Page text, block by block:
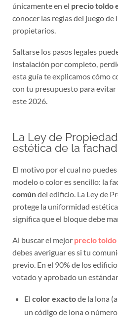
únicamente en el precio toldo
conocer las reglas del juego de
propietarios.
Saltarse los pasos legales
instalación por completo,
esta guía te explicamos cómo
con tu presupuesto para evitar
este 2026.
La Ley de
estética de la
El motivo por el cual no
modelo o color es sencillo: la
comúndel edificio. La Ley de
protege la uniformidad
significa que el bloque debe
Al buscar el mejor precio
debes averiguar es si tu
previo. En el 90% de los
votado y aprobado un
El color exactode la lona
un código de lona o número